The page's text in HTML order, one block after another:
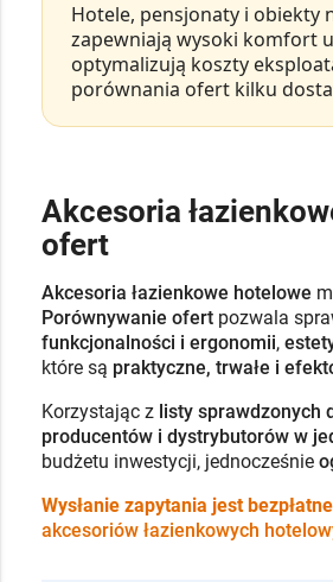
Hotele, pensjonaty i obiekty
zapewniają wysoki komfort
optymalizują koszty
porównania ofert kilku
Akcesoria
ofert
Akcesoria łazienkowe hotelowe
Porównywanie ofert pozwala
funkcjonalności i ergonomii,
które są praktyczne, trwałe i
Korzystając z listy sprawdzonych
producentów i dystrybutorów w
budżetu inwestycji, jednocześnie
Wysłanie zapytania jest
akcesoriów łazienkowych